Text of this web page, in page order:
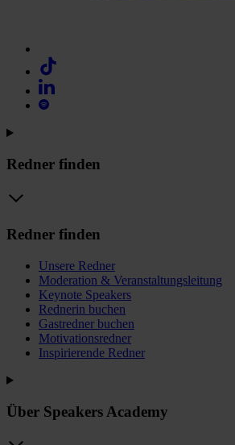
Redner finden
Redner finden
Unsere Redner
Moderation & Veranstaltungsleitung
Keynote Speakers
Rednerin buchen
Gastredner buchen
Motivationsredner
Inspirierende Redner
Über Speakers Academy